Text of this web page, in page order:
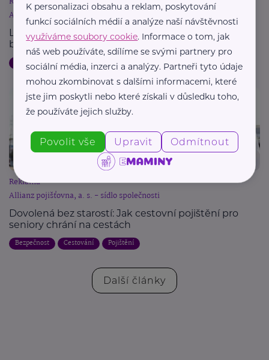
Allianz pojišťovna, a. s. - sídlo společnosti
Letní dovolená a pojištění: Jak chránit svůj majetek
během cest
Dovolená Bezpečnost Cestování Pojištění
Reklama
Allianz pojišťovna, a. s. - sídlo společnosti
Dovolená bez starostí: Jak cestovní pojištění pro
seniory chrání na cestách
Bezpečnost Cestování Pojištění
Další články
K personalizaci obsahu a reklam, poskytování
funkcí sociálních médií a analýze naší návštěvnosti
využíváme soubory cookie. Informace o tom, jak
náš web používáte, sdílíme se svými partnery pro
sociální média, inzerci a analýzy. Partneři tyto údaje
mohou zkombinovat s dalšími informacemi, které
jste jim poskytli nebo které získali v důsledku toho,
že používáte jejich služby.
Povolit vše Upravit Odmítnout